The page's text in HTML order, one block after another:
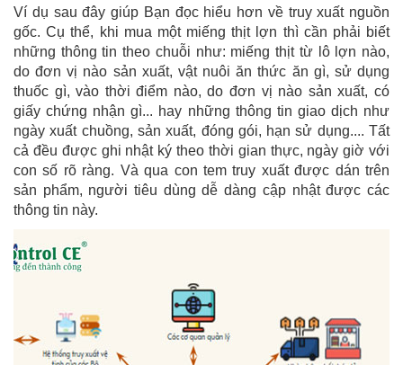
Ví dụ sau đây giúp Bạn đọc hiểu hơn về truy xuất nguồn
gốc. Cụ thể, khi mua một miếng thịt lợn thì cần phải biết
những thông tin theo chuỗi như: miếng thịt từ lô lợn nào,
do đơn vị nào sản xuất, vật nuôi ăn thức ăn gì, sử dụng
thuốc gì, vào thời điểm nào, do đơn vị nào sản xuất, có
giấy chứng nhận gì... hay những thông tin giao dịch như
ngày xuất chuồng, sản xuất, đóng gói, hạn sử dụng.... Tất
cả đều được ghi nhật ký theo thời gian thực, ngày giờ với
con số rõ ràng. Và qua con tem truy xuất được dán trên
sản phẩm, người tiêu dùng dễ dàng cập nhật được các
thông tin này.